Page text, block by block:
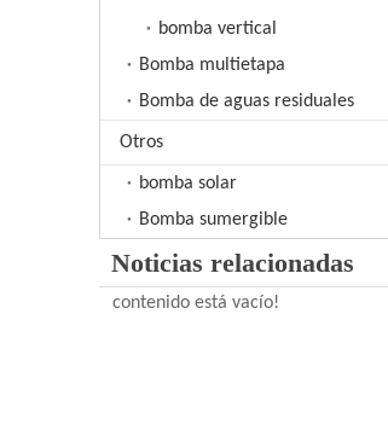
bomba vertical
Bomba multietapa
Bomba de aguas residuales
Otros
bomba solar
Bomba sumergible
Noticias relacionadas
contenido está vacío!